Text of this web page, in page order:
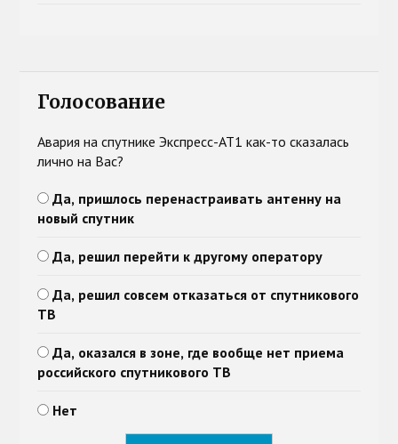
Голосование
Авария на спутнике Экспресс-АТ1 как-то сказалась
лично на Вас?
Да, пришлось перенастраивать антенну на
новый спутник
Да, решил перейти к другому оператору
Да, решил совсем отказаться от спутникового
ТВ
Да, оказался в зоне, где вообще нет приема
российского спутникового ТВ
Нет